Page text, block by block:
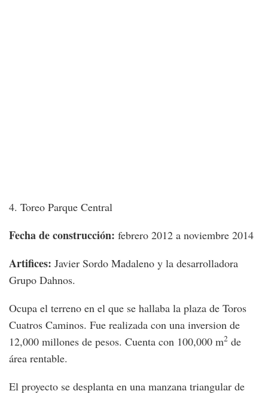
4. Toreo Parque Central
Fecha de construcción: febrero 2012 a noviembre 2014
Artifices: Javier Sordo Madaleno y la desarrolladora
Grupo Dahnos.
Ocupa el terreno en el que se hallaba la plaza de Toros
Cuatros Caminos. Fue realizada con una inversion de
12,000 millones de pesos. Cuenta con 100,000 m2 de
área rentable.
El proyecto se desplanta en una manzana triangular de